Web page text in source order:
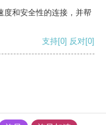
度和安全性的连接，并帮
支持[0] 反对[0]